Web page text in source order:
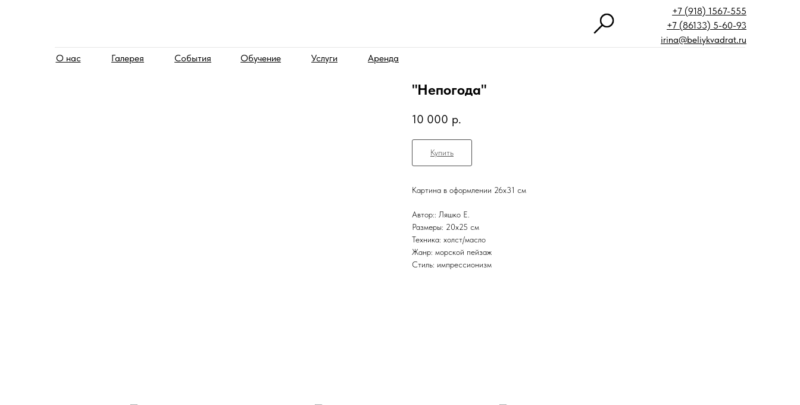
О нас События
Галерея Обучение
+7 (918) 1567-555
Услуги Аренда
+7 (86133) 5-60-93
irina@beliykvadrat.ru
"Непогода"
10 000 р.
Купить
Картина в оформлении 26х31 см
Автор:: Ляшко Е.
Размеры: 20x25 см
Техника: холст/масло
Жанр: морской пейзаж
Стиль: импрессионизм